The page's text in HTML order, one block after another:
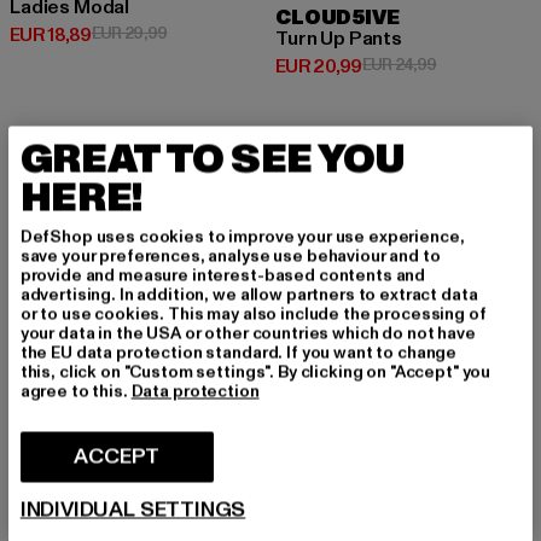
Ladies Modal
EUR 18,89
Huidige prijs: EUR 18,89
EUR 29,99Actieprijs: EUR 29,99
CLOUD5IVE
Turn Up Pants
EUR 20,99
Huidige prijs: EUR 20,99
EUR 24,99Actieprijs:
NIEUW -20% NIEUW -16%
GREAT TO SEE YOU
HERE!
DefShop uses cookies to improve your use experience,
save your preferences, analyse use behaviour and to
provide and measure interest-based contents and
advertising. In addition, we allow partners to extract data
or to use cookies. This may also include the processing of
your data in the USA or other countries which do not have
the EU data protection standard. If you want to change
this, click on "Custom settings". By clicking on "Accept" you
agree to this. Data protection
ACCEPT
INDIVIDUAL SETTINGS